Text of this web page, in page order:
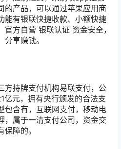
的产品，可以通过苹果应用商
能有银联快捷收款、小额快捷
方自营 银联认证 资金安全，
享赚钱。
方持牌支付机构易联支付，公
亿元，拥有央行颁发的合法支
包含有，互联网支付，移动电
，属于一清支付公司，资金交
障的。